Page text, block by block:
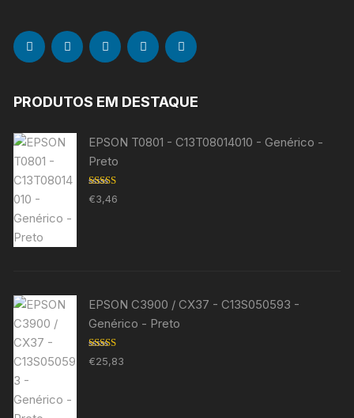
PRODUTOS EM DESTAQUE
EPSON T0801 - C13T08014010 - Genérico -
Preto
Avaliação
5.00 de 5
€3,46
EPSON C3900 / CX37 - C13S050593 -
Genérico - Preto
Avaliação
5.00de 5
€25,83